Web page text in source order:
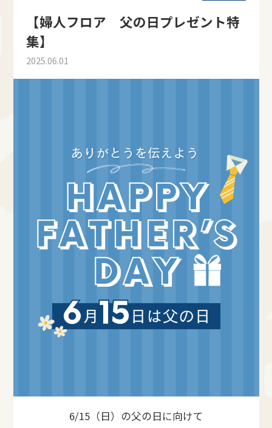
【婦人フロア 父の日プレゼント特
集】
2025.06.01
6/15（日）の父の日に向けて